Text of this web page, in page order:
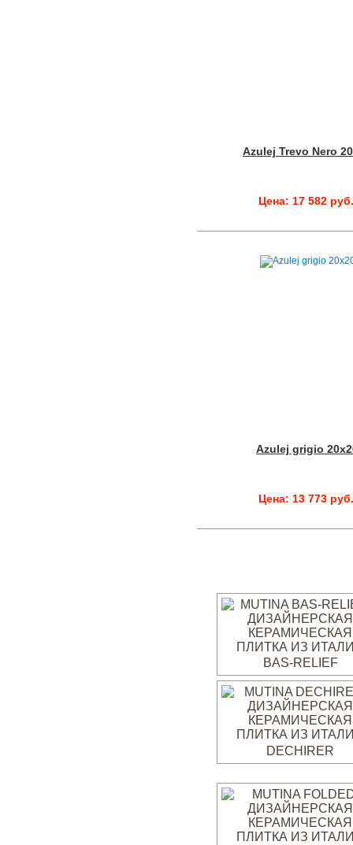
Azulej Trevo Nero
Цена: 17 582 руб.
Azulej grigio
Цена: 13 773 руб.
BAS-RELIEF
DECHIRER